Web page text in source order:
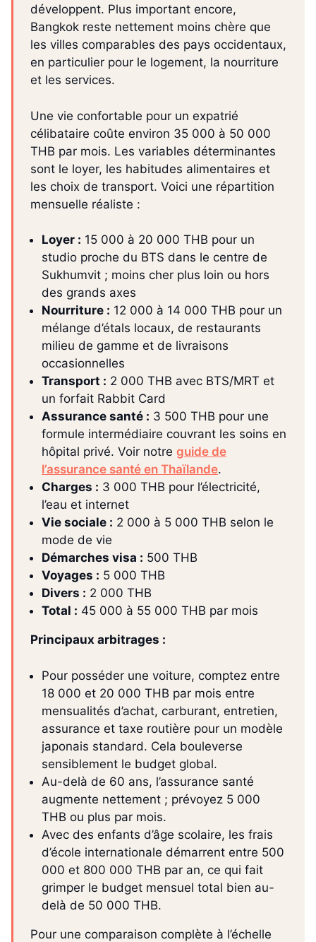
développent. Plus important encore,
Bangkok reste nettement moins chère que
les villes comparables des pays occidentaux,
en particulier pour le logement, la nourriture
et les services.
Une vie confortable pour un expatrié
célibataire coûte environ 35 000 à 50 000
THB par mois. Les variables déterminantes
sont le loyer, les habitudes alimentaires et
les choix de transport. Voici une répartition
mensuelle réaliste :
Loyer : 15 000 à 20 000 THB pour un
studio proche du BTS dans le centre de
Sukhumvit ; moins cher plus loin ou hors
des grands axes
Nourriture : 12 000 à 14 000 THB pour un
mélange d’étals locaux, de restaurants
milieu de gamme et de livraisons
occasionnelles
Transport : 2 000 THB avec BTS/MRT et
un forfait Rabbit Card
Assurance santé : 3 500 THB pour une
formule intermédiaire couvrant les soins en
hôpital privé. Voir notre guide de
l’assurance santé en Thaïlande.
Charges : 3 000 THB pour l’électricité,
l’eau et internet
Vie sociale : 2 000 à 5 000 THB selon le
mode de vie
Démarches visa : 500 THB
Voyages : 5 000 THB
Divers : 2 000 THB
Total : 45 000 à 55 000 THB par mois
Principaux arbitrages :
Pour posséder une voiture, comptez entre
18 000 et 20 000 THB par mois entre
mensualités d’achat, carburant, entretien,
assurance et taxe routière pour un modèle
japonais standard. Cela bouleverse
sensiblement le budget global.
Au-delà de 60 ans, l’assurance santé
augmente nettement ; prévoyez 5 000
THB ou plus par mois.
Avec des enfants d’âge scolaire, les frais
d’école internationale démarrent entre 500
000 et 800 000 THB par an, ce qui fait
grimper le budget mensuel total bien au-
delà de 50 000 THB.
Pour une comparaison complète à l’échelle